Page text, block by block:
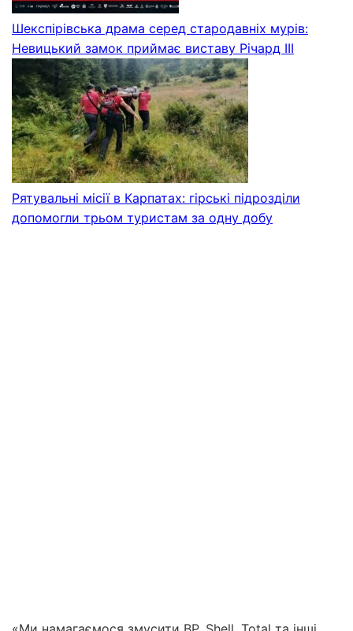
Шекспірівська драма серед стародавніх мурів:
Невицький замок приймає виставу Річард ІІІ
Рятувальні місії в Карпатах: гірські підрозділи
допомогли трьом туристам за одну добу